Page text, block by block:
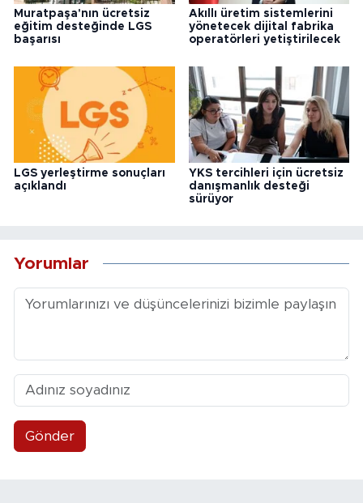
Muratpaşa'nın ücretsiz
eğitim desteğinde LGS
başarısı
Akıllı üretim sistemlerini
yönetecek dijital fabrika
operatörleri yetiştirilecek
LGS yerleştirme sonuçları
açıklandı
YKS tercihleri için ücretsiz
danışmanlık desteği
sürüyor
Yorumlar
Gönder